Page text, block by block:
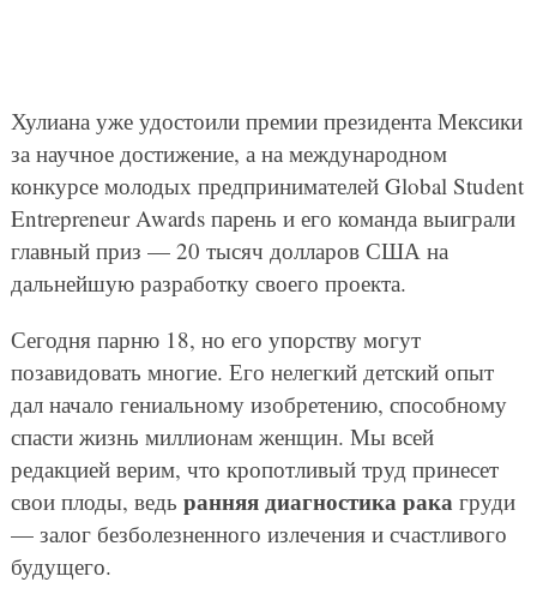
Хулиана уже удостоили премии президента Мексики
за научное достижение, а на международном
конкурсе молодых предпринимателей Global Student
Entrepreneur Awards парень и его команда выиграли
главный приз — 20 тысяч долларов США на
дальнейшую разработку своего проекта.
Сегодня парню 18, но его упорству могут
позавидовать многие. Его нелегкий детский опыт
дал начало гениальному изобретению, способному
спасти жизнь миллионам женщин. Мы всей
редакцией верим, что кропотливый труд принесет
свои плоды, ведь ранняя диагностика ракагруди
— залог безболезненного излечения и счастливого
будущего.